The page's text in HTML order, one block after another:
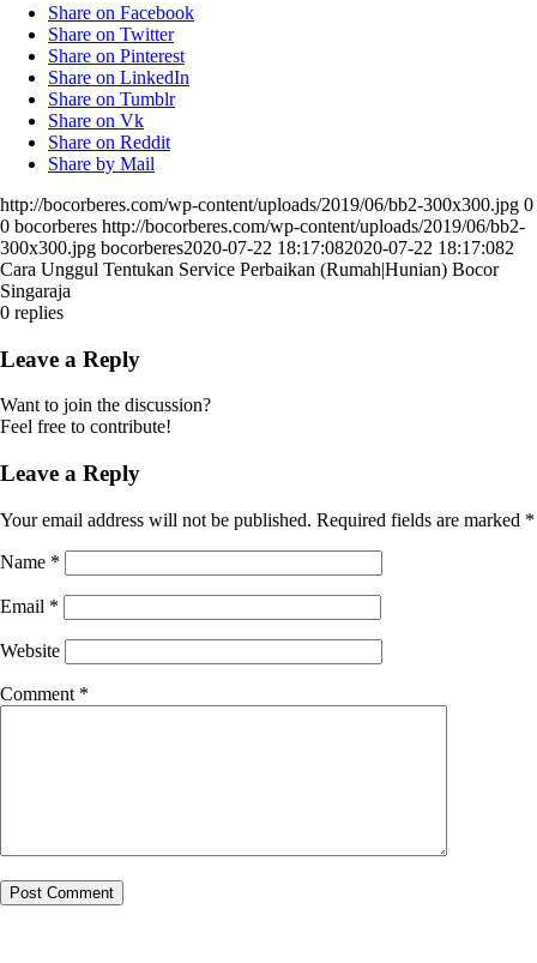
Share on Facebook
Share on Twitter
Share on Pinterest
Share on LinkedIn
Share on Tumblr
Share on Vk
Share on Reddit
Share by Mail
http://bocorberes.com/wp-content/uploads/2019/06/bb2-300x300.jpg 0
0 bocorberes http://bocorberes.com/wp-content/uploads/2019/06/bb2-
300x300.jpg bocorberes2020-07-22 18:17:082020-07-22 18:17:082
Cara Unggul Tentukan Service Perbaikan (Rumah|Hunian) Bocor
Singaraja
0 replies
Leave a Reply
Want to join the discussion?
Feel free to contribute!
Leave a Reply
Your email address will not be published. Required fields are marked *
Name *
Email *
Website
Comment *